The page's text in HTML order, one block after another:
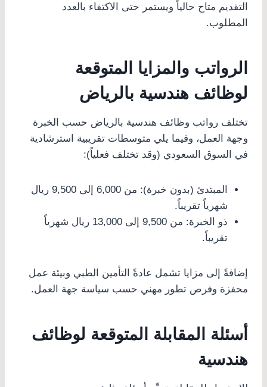
التقديم متاح حالياً ويستمر حتى الاكتفاء بالعدد
المطلوب.
الرواتب والمزايا المتوقعة
لوظائف هندسية بالرياض
تختلف رواتب وظائف هندسية بالرياض حسب الخبرة
وجهة العمل، وفيما يلي متوسطات تقريبية استرشادية
في السوق السعودي (وقد تختلف فعلياً):
المبتدئ (بدون خبرة): من 6,000 إلى 9,500 ريال
شهرياً تقريباً.
ذو الخبرة: من 9,500 إلى 13,000 ريال شهرياً
تقريباً.
إضافةً إلى مزايا تشمل عادةً التأمين الطبي وبيئة عمل
محفزة وفرص تطور مهني حسب سياسة جهة العمل.
أسئلة المقابلة المتوقعة لوظائف
هندسية